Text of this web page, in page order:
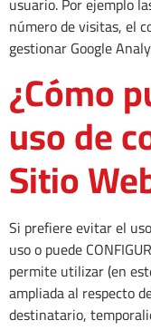
número de visitas, el
gestionar Google
¿Cómo
uso de
Sitio
Si prefiere evitar el
uso o puede
permite utilizar (en
ampliada al respecto
destinatario,